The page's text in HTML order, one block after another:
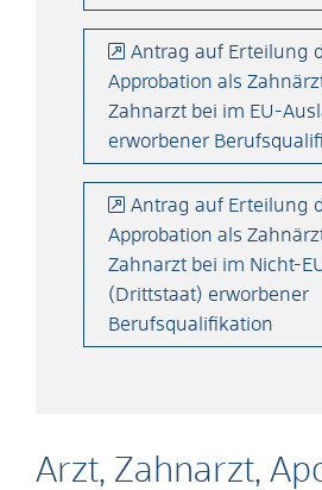
Arzt, Zahnarzt,
Antrag auf Erteilung
Approbation als
Zahnarzt bei im EU-
erworbener
Antrag auf Erteilung
Approbation als
Zahnarzt bei im Nicht-
(Drittstaat) erworbener
Berufsqualifikation